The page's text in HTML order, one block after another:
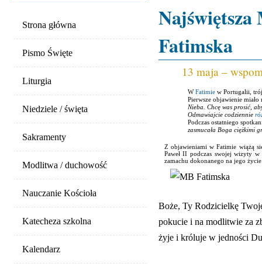
Fatimska
13 maja –
WFatimiew Portugalii,
Pierwsze objawienie miało
Nieba. Chcę was prosić,
Odmawiajcie codziennie
Podczas ostatniego
zasmucała Boga ciężkimi
Z objawieniami w Fatimie wiążą
Paweł II podczas swojej wizyty
zamachu dokonanego na jego
Boże, Ty Rodzicielkę
pokucie i na modlitwie za
żyje i króluje w jedności
Strona główna
Pismo Święte
Liturgia
Niedziele / święta
Sakramenty
Modlitwa / duchowość
Nauczanie Kościoła
Katecheza szkolna
Kalendarz